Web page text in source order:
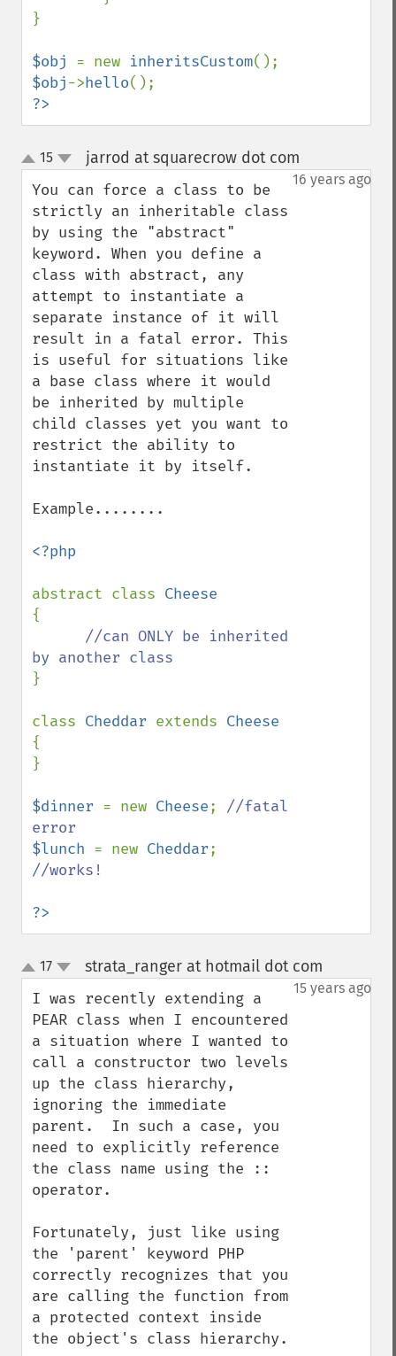
}
$obj = new inheritsCustom
$obj->hello
?>
up
down
15 jarrod at squarecrow dot com
16 years ago
You can force a class to be
strictly an inheritable class
by using the "abstract"
keyword. When you define a
class with abstract, any
attempt to instantiate a
separate instance of it will
result in a fatal error. This
is useful for situations like
a base class where it would
be inherited by multiple
child classes yet you want to
restrict the ability to
instantiate it by itself.
Example........
<?php
abstract class
{
//can ONLY be inherited
}
class Cheddar extends
{
}
$dinner = new Cheese; //fatal
$lunch = new Cheddar
//works!
?>
up
down
17 strata_ranger at hotmail dot com
15 years ago
I was recently extending a
PEAR class when I encountered
a situation where I wanted to
call a constructor two levels
up the class hierarchy,
ignoring the immediate
parent.  In such a case, you
need to explicitly reference
the class name using the ::
operator.
Fortunately, just like using
the 'parent' keyword PHP
correctly recognizes that you
are calling the function from
a protected context inside
the object's class hierarchy.